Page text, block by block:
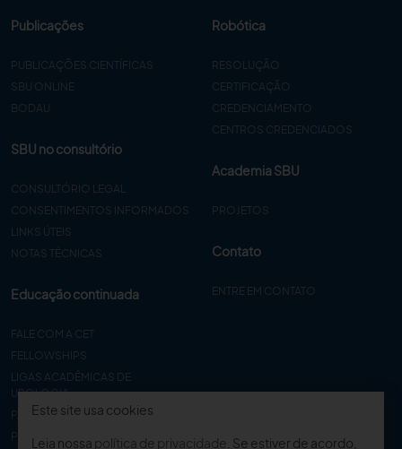
Publicações
PUBLICAÇÕES CIENTÍFICAS
SBU ONLINE
BODAU
SBU no consultório
CONSULTÓRIO LEGAL
CONSENTIMENTOS INFORMADOS
LINKS ÚTEIS
NOTAS TÉCNICAS
Educação continuada
FALE COM A CET
FELLOWSHIPS
LIGAS ACADÊMICAS DE
UROLOGIA
PAPER
PROCET
Robótica
RESOLUÇÃO
CERTIFICAÇÃO
CREDENCIAMENTO
CENTROS CREDENCIADOS
Academia SBU
PROJETOS
Contato
ENTRE EM CONTATO
Este site usa cookies
Leia nossa política de privacidade . Se estiver de acordo,